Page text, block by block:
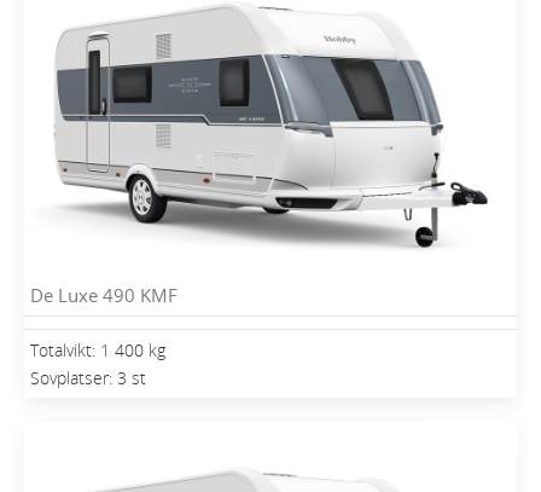
De Luxe 490 KMF
Totalvikt: 1 400 kg
Sovplatser: 3 st